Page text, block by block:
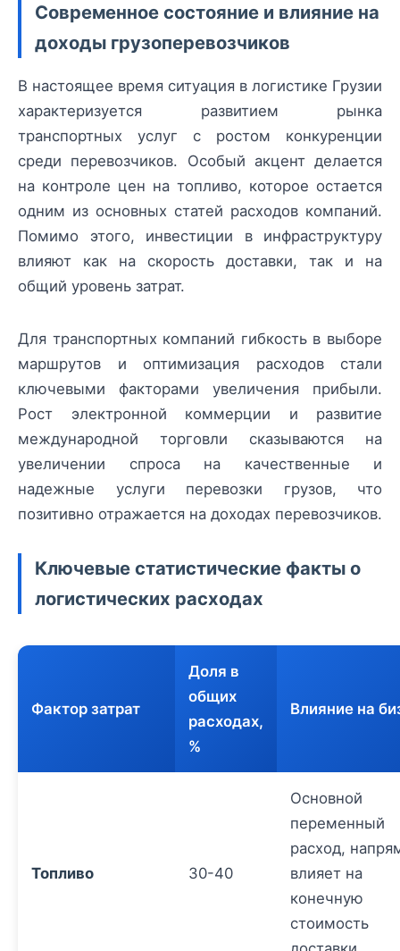
Современное состояние и влияние на
доходы грузоперевозчиков
В настоящее время ситуация в логистике Грузии
характеризуется развитием рынка
транспортных услуг с ростом конкуренции
среди перевозчиков. Особый акцент делается
на контроле цен на топливо, которое остается
одним из основных статей расходов компаний.
Помимо этого, инвестиции в инфраструктуру
влияют как на скорость доставки, так и на
общий уровень затрат.
Для транспортных компаний гибкость в выборе
маршрутов и оптимизация расходов стали
ключевыми факторами увеличения прибыли.
Рост электронной коммерции и развитие
международной торговли сказываются на
увеличении спроса на качественные и
надежные услуги перевозки грузов, что
позитивно отражается на доходах перевозчиков.
Ключевые статистические факты о
логистических расходах
Фактор затрат
Доля в
общих
расходах,
%
Влияние на
Топливо 30-40
Основной
переменный
расход,
влияет на
конечную
стоимость